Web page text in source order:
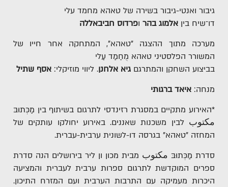
גיבור ואנטי-גיבור בשירה של טאהא מחמד עלי
דו־שיח בין אלמוג בהר ופרדוס חביבאללה
מערכה מתוך ההצגה "טאהא", המתחקה אחר חייו של
המשורר הפלסטיני טאהא מֻחַמַד עַלי
בביצוע השחקן והמתרגם גיא אלחנן. ליווי מוזיקלי: אסף שתיל
מנחה: איאד ברגותי
*האירוע מתקיים במסגרת רזינדסי לתרגום בשיתוף בין מַכְּתוּבּ
مكتوب לבין משכנות שאננים. באירוע יחולקו עותקים של
המחזה "טאהא" בגרסה דו-לשונית ערבית-עברית.
סדרת מַכְּתוּבּ مكتوب מבית מכון ון ליר בירושלים הנה סדרת
ספרים המוקדשת לתרגום ספרות ערבית לעברית והמציעה
היכרות מעמיקה עם התרבות הערבית ועם המזרח התיכון.